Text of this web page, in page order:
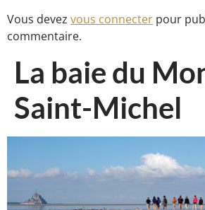
Vous devez vous connecter pour
commentaire.
La baie du
Saint-Michel